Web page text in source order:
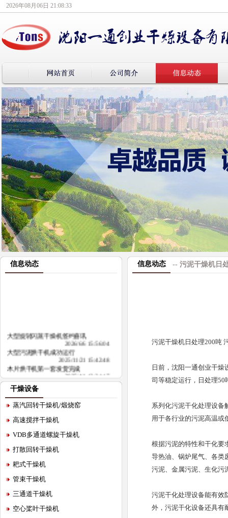
2026年08月06日 21:08:33
信息动态
大型旋转闪蒸干燥机签约喜讯
2026/6/6 15:56:04
大型污泥烘干机成功运行
2025/11/21 15:42:48
木片烘干机第一套发货完成
2025/4/1 13:31:17
污泥干燥机日处理200吨
生物质烘焙设备 生物质热解装置
2024/8/7 9:25:09
干燥设备
蒸汽回转干燥机/煅烧窑
高速搅拌干燥机
VDB多通道螺旋干燥机
打散回转干燥机
耙式干燥机
管束干燥机
三通道干燥机
空心桨叶干燥机
信息动态 -- 污泥干燥机日
污泥干燥机日处理200吨
日前，沈阳一通创业干
司等稳定运行，日处理50
系列化污泥干化处理设备
用于各行业的污泥高温或
根据污泥的特性和干化要
导热油、锅炉尾气、各类
污泥、金属污泥、生化污
污泥干化处理设备能有效
外，污泥干化设备还具有